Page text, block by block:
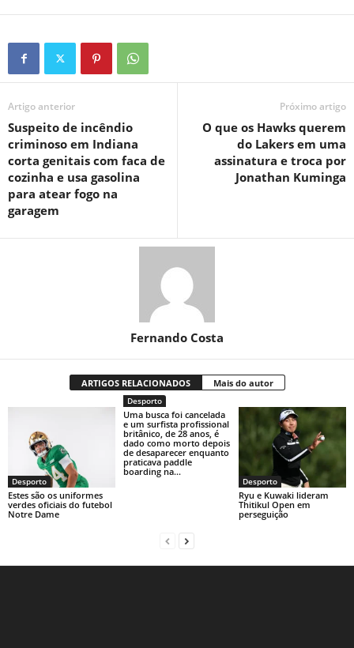
Artigo anterior
Suspeito de incêndio
criminoso em Indiana
corta genitais com faca de
cozinha e usa gasolina
para atear fogo na
garagem
Próximo artigo
O que os Hawks querem
do Lakers em uma
assinatura e troca por
Jonathan Kuminga
Fernando Costa
ARTIGOS RELACIONADOS Mais do autor
Desporto
Estes são os uniformes
verdes oficiais do futebol
Notre Dame
Desporto
Uma busca foi cancelada
e um surfista profissional
britânico, de 28 anos, é
dado como morto depois
de desaparecer enquanto
praticava paddle
boarding na...
Desporto
Ryu e Kuwaki lideram
Thitikul Open em
perseguição